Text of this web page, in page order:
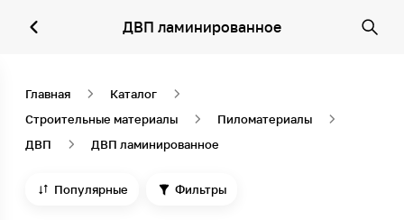
ДВП ламинированное
Главная
Каталог
Строительные материалы
Пиломатериалы
ДВП
ДВП ламинированное
Популярные Фильтры